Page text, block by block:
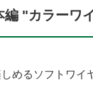
編 "カラーワ
めるソフトワイ